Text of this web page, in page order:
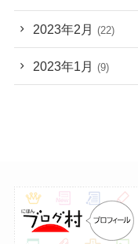
2023年2月 (22)
2023年1月 (9)